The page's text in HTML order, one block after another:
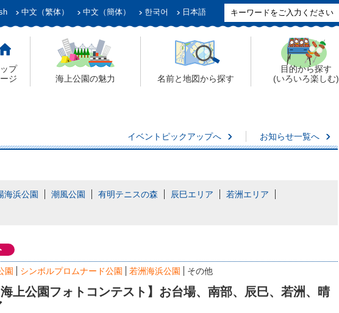
中文（繁体） 中文（簡体） 한국어 日本語
プ
ジ
海上公園の魅力 名前と地図から探す
目的から探す
(いろいろ楽しむ)
イベントピックアップへ お知らせ一覧へ
海浜公園 潮風公園 有明テニスの森 辰巳エリア 若洲エリア
園 シンボルプロムナード公園 若洲海浜公園 その他
上公園フォトコンテスト】お台場、南部、辰巳、若洲、晴